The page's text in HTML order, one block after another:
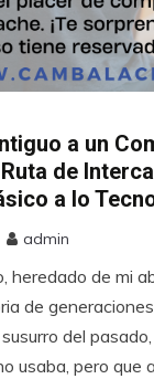
a un
de
a lo
admin
heredado de mi
de
del
usaba, pero que